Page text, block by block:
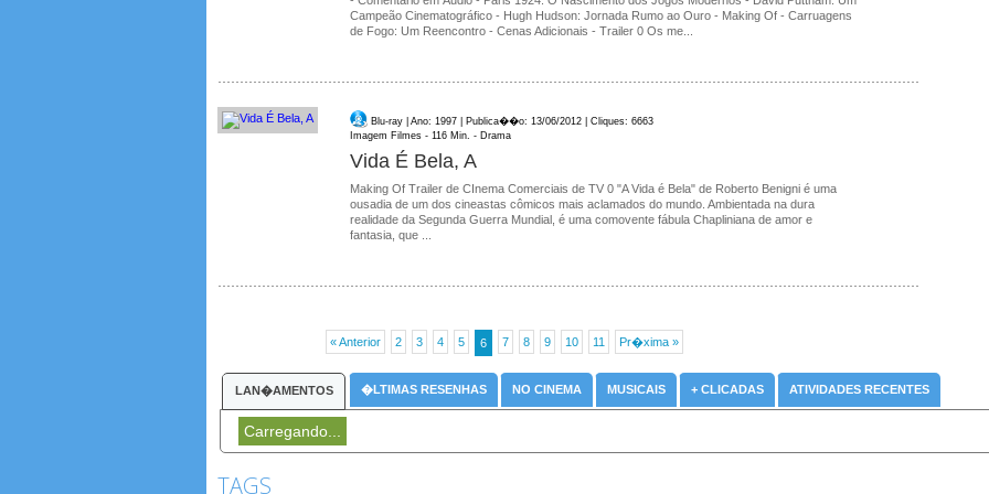
Campeão Cinematográfico - Hugh Hudson: Jornada Rumo ao Ouro - Making Of - Carruagens
de Fogo: Um Reencontro - Cenas Adicionais - Trailer 0 Os me...
Blu-ray | Ano: 1997 | Publica��o: 13/06/2012 | Cliques: 6663
Imagem Filmes - 116 Min. - Drama
Vida É Bela, A
Making Of Trailer de CInema Comerciais de TV 0 "A Vida é Bela" de Roberto Benigni é uma
ousadia de um dos cineastas cômicos mais aclamados do mundo. Ambientada na dura
realidade da Segunda Guerra Mundial, é uma comovente fábula Chapliniana de amor e
fantasia, que ...
« Anterior 2 3 4 5 6 7 8 9 10 11 Pr�xima »
LAN�AMENTOS �LTIMAS RESENHAS NO CINEMA MUSICAIS + CLICADAS ATIVIDADES RECENTES
Carregando...
TAGS